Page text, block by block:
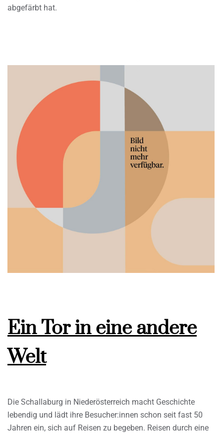
abgefärbt hat.
Ein Tor in eine andere
Welt
Die Schallaburg in Niederösterreich macht Geschichte
lebendig und lädt ihre Besucher:innen schon seit fast 50
Jahren ein, sich auf Reisen zu begeben. Reisen durch eine